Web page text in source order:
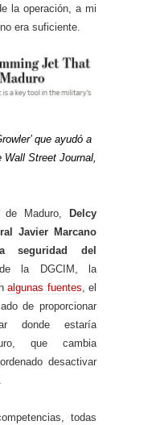
la operación, a mi
era suficiente.
que ayudó a
Wall Street Journal,
de Maduro,
Delcy
Javier Marcano
seguridad del
la DGCIM, la
algunas fuentes, el
de proporcionar
donde estaría
que cambia
desactivar
todas